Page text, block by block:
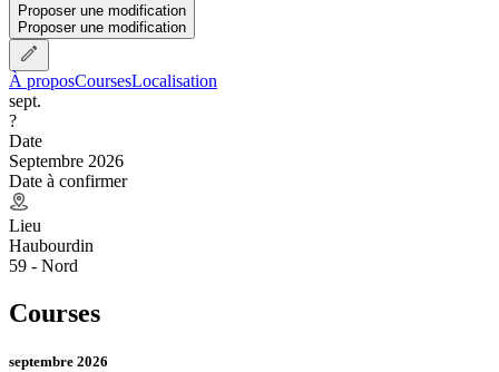
Proposer une modification
Proposer une modification
À proposCoursesLocalisation
sept.
?
Date
Septembre 2026
Date à confirmer
Lieu
Haubourdin
59 - Nord
Courses
septembre 2026